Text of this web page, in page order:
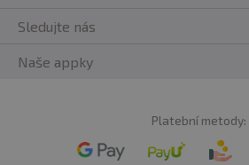
Sledujte nás
Naše appky
Platební metody: